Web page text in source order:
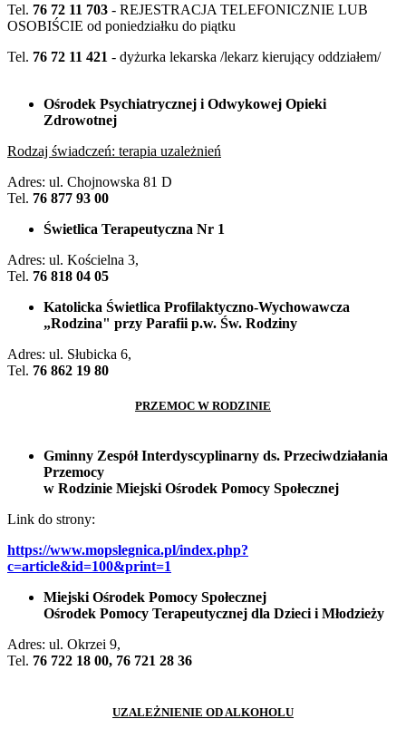
Tel. 76 72 11 703 - REJESTRACJA TELEFONICZNIE LUB
OSOBIŚCIE od poniedziałku do piątku
Tel. 76 72 11 421 - dyżurka lekarska /lekarz kierujący oddziałem/
Ośrodek Psychiatrycznej i Odwykowej Opieki
Zdrowotnej
Rodzaj świadczeń: terapia uzależnień
Adres: ul. Chojnowska 81 D
Tel. 76 877 93 00
Świetlica Terapeutyczna Nr 1
Adres: ul. Kościelna 3,
Tel. 76 818 04 05
Katolicka Świetlica Profilaktyczno-Wychowawcza
„Rodzina" przy Parafii p.w. Św. Rodziny
Adres: ul. Słubicka 6,
Tel. 76 862 19 80
PRZEMOC W RODZINIE
Gminny Zespół Interdyscyplinarny ds. Przeciwdziałania
Przemocy
w Rodzinie Miejski Ośrodek Pomocy Społecznej
Link do strony:
https://www.mopslegnica.pl/index.php?
c=article&id=100&print=1
Miejski Ośrodek Pomocy Społecznej
Ośrodek Pomocy Terapeutycznej dla Dzieci i Młodzieży
Adres: ul. Okrzei 9,
Tel. 76 722 18 00, 76 721 28 36
UZALEŻNIENIE OD ALKOHOLU